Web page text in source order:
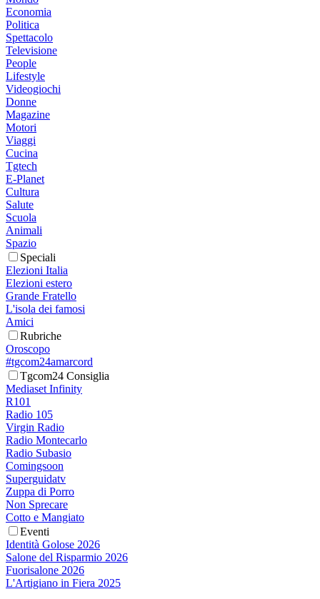
Economia
Politica
Spettacolo
Televisione
People
Lifestyle
Videogiochi
Donne
Magazine
Motori
Viaggi
Cucina
Tgtech
E-Planet
Cultura
Salute
Scuola
Animali
Spazio
Speciali
Elezioni Italia
Elezioni estero
Grande Fratello
L'isola dei famosi
Amici
Rubriche
Oroscopo
#tgcom24amarcord
Tgcom24 Consiglia
Mediaset Infinity
R101
Radio 105
Virgin Radio
Radio Montecarlo
Radio Subasio
Comingsoon
Superguidatv
Zuppa di Porro
Non Sprecare
Cotto e Mangiato
Eventi
Identità Golose 2026
Salone del Risparmio 2026
Fuorisalone 2026
L'Artigiano in Fiera 2025